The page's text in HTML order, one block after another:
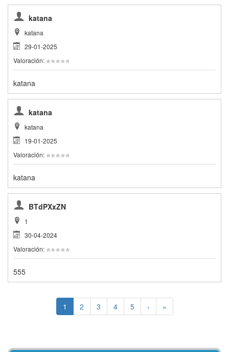
katana
katana
29-01-2025
Valoración:
katana
katana
katana
19-01-2025
Valoración:
katana
BTdPXxZN
1
30-04-2024
Valoración:
555
1 2 3 4 5 › »